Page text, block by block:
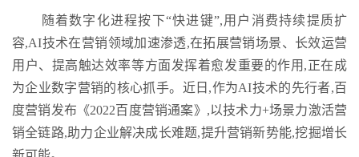
随着数字化进程按下“快进键”,用户消费持续提质扩
容,AI技术在营销领域加速渗透,在拓展营销场景、长效运营
用户、提高触达效率等方面发挥着愈发重要的作用,正在成
为企业数字营销的核心抓手。近日,作为AI技术的先行者,百
度营销发布《2022百度营销通案》,以技术力+场景力激活营
销全链路,助力企业解决成长难题,提升营销新势能,挖掘增长